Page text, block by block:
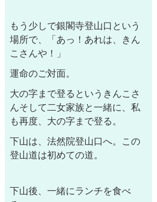
もう少しで銀閣寺登山口という
場所で、「あっ！あれは、きん
こさんや！」
運命のご対面。
大の字まで登るというきんこさ
んそして二女家族と一緒に、私
も再度、大の字まで登る。
下山は、法然院登山口へ。この
登山道は初めての道。
下山後、一緒にランチを食べ